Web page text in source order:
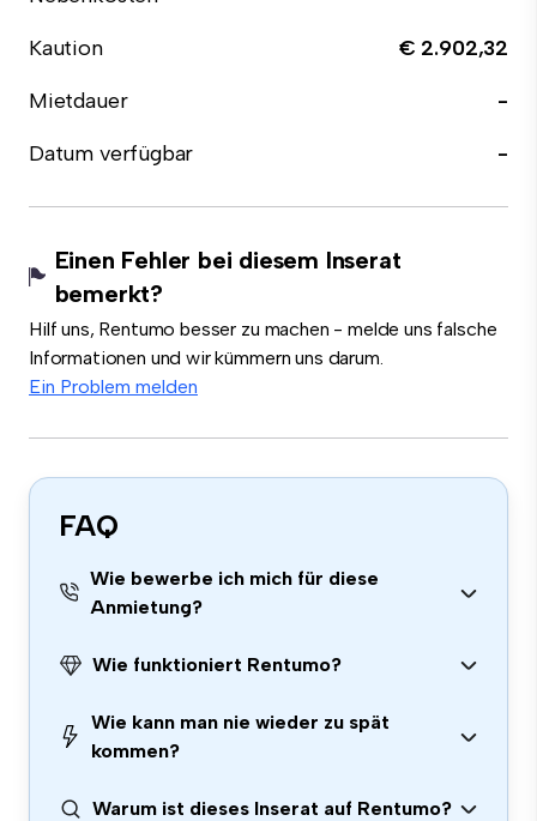
Kaution
€ 2.902,32
Mietdauer
-
Datum verfügbar
-
Einen Fehler bei diesem Inserat
bemerkt?
Hilf uns, Rentumo besser zu machen - melde uns falsche
Informationen und wir kümmern uns darum.
Ein Problem melden
FAQ
Wie bewerbe ich mich für diese
Anmietung?
Wie funktioniert Rentumo?
Wie kann man nie wieder zu spät
kommen?
Warum ist dieses Inserat auf Rentumo?